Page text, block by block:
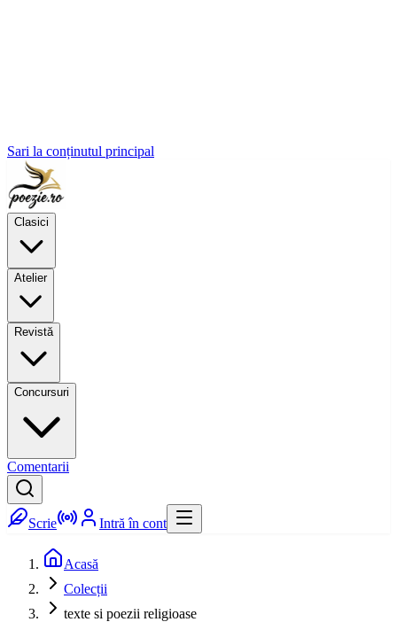
Sari la conținutul principal
Clasici
Atelier
Revistă
Concursuri
Comentarii
Scrie Intră în cont
Acasă
Colecții
texte si poezii religioase